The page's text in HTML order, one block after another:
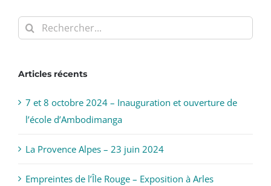
Rechercher:
Articles récents
7 et 8 octobre 2024 – Inauguration et ouverture de
l’école d’Ambodimanga
La Provence Alpes – 23 juin 2024
Empreintes de l’Île Rouge – Exposition à Arles